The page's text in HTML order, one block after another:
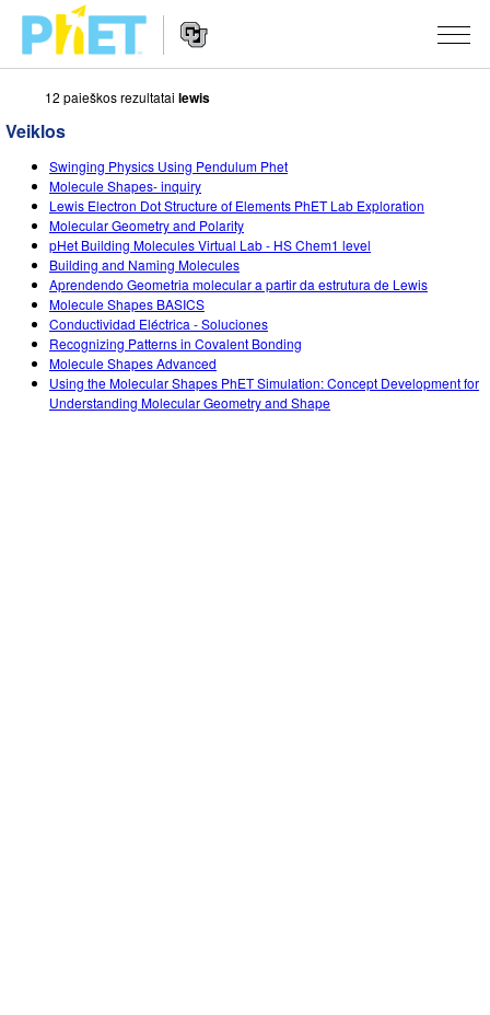
Ieškoti
PhET
tinklapyje
Navigation
SIMULIACIJOS
Visos
Fizika
Matematika
Chemija
Žemės mokslai
Biologija
STUDIO
About Studio
Customizable Sims
Start a Free Trial
Purchase a License
MOKYMAS
Peržiūrėti veiklas
Dalintis savo veikla
Activity Contribution Guidelines
Virtual Workshops
TYRIMAI
INICIATYVOS
Įtraukusis dizainas
PRISIJUNGTI / REGISTRUOTIS
12 paieškos rezultatai lewis
Veiklos
Swinging Physics Using Pendulum Phet
Molecule Shapes- inquiry
Lewis Electron Dot Structure of Elements PhET Lab Exploration
Molecular Geometry and Polarity
pHet Building Molecules Virtual Lab - HS Chem1 level
Building and Naming Molecules
Aprendendo Geometria molecular a partir da estrutura de Lewis
Molecule Shapes BASICS
Conductividad Eléctrica - Soluciones
Recognizing Patterns in Covalent Bonding
Molecule Shapes Advanced
Using the Molecular Shapes PhET Simulation: Concept Development for
Understanding Molecular Geometry and Shape